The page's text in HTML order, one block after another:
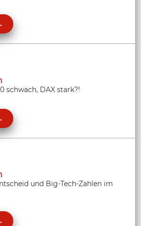
schwach, DAX stark?!
und Big-Tech-Zahlen im